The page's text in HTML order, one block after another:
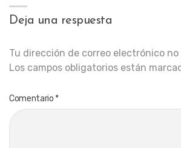
Deja una respuesta
Tu dirección de correo electrónico no
Los campos obligatorios están
Comentario *